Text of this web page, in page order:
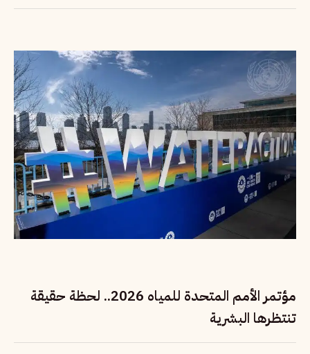
مؤتمر الأمم المتحدة للمياه 2026.. لحظة حقيقة
تنتظرها البشرية